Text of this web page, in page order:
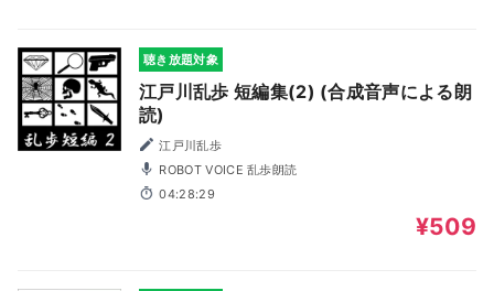
聴き放題対象
江戸川乱歩 短編集(2) (合成音声による朗
読)
江戸川乱歩
ROBOT VOICE 乱歩朗読
04:28:29
¥509